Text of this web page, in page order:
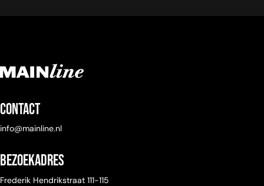
Contact
info@mainline.nl
Bezoekadres
Frederik Hendrikstraat 111-115